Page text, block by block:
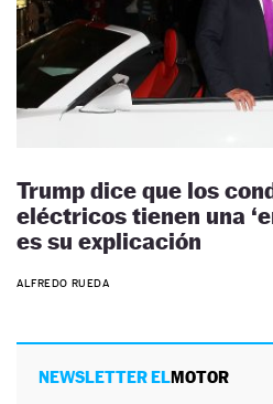
Trump dice que los
eléctricos tienen una
es su explicación
ALFREDO RUEDA
NEWSLETTER ELMOTOR